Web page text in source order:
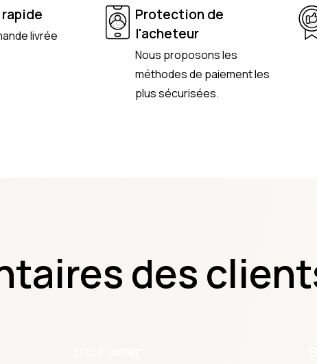
livrée
Protection de
l'acheteur
Nous proposons les
méthodes de paiement les
plus sécurisées.
des